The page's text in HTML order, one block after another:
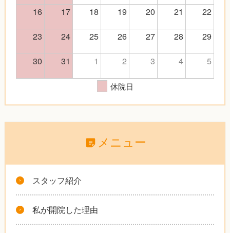
16
17 18 19 20 21
22
23
24 25 26 27 28
29
30
31 1 2 3 4 5
休院日
メニュー
スタッフ紹介
私が開院した理由